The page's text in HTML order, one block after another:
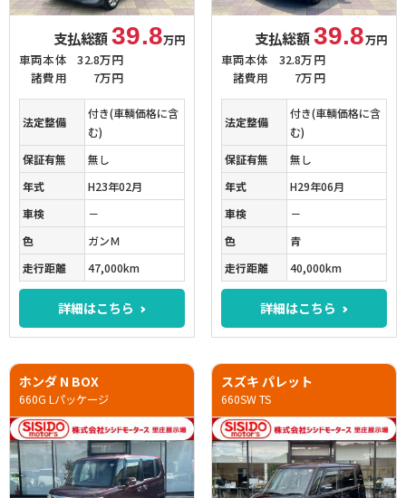
支払総額39.8万円
車両本体
32.8万円
諸費用
7万円
法定整備
付き(車輌価格に含
む)
保証有無
無し
年式
H23年02月
車検
－
色
ガンＭ
走行距離
47,000km
詳細はこちら
支払総額39.8万円
車両本体
32.8万円
諸費用
7万円
法定整備
付き(車輌価格に含
む)
保証有無
無し
年式
H29年06月
車検
－
色
青
走行距離
40,000km
詳細はこちら
ホンダ N BOX
660G Lパッケージ
スズキ パレット
660SW TS